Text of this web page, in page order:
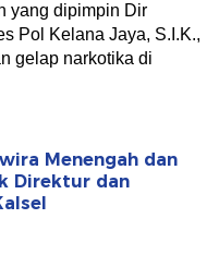
yang dipimpin Dir
Pol Kelana Jaya, S.I.K.,
gelap narkotika di
Menengah dan
Direktur dan